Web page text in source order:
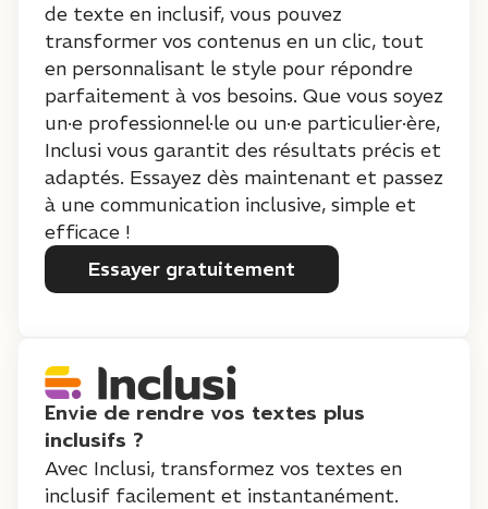
de texte en inclusif, vous pouvez
transformer vos contenus en un clic, tout
en personnalisant le style pour répondre
parfaitement à vos besoins. Que vous soyez
un·e professionnel·le ou un·e particulier·ère,
Inclusi vous garantit des résultats précis et
adaptés. Essayez dès maintenant et passez
à une communication inclusive, simple et
efficace !
Essayer gratuitement
Envie de rendre vos textes plus
inclusifs ?
Avec Inclusi, transformez vos textes en
inclusif facilement et instantanément.